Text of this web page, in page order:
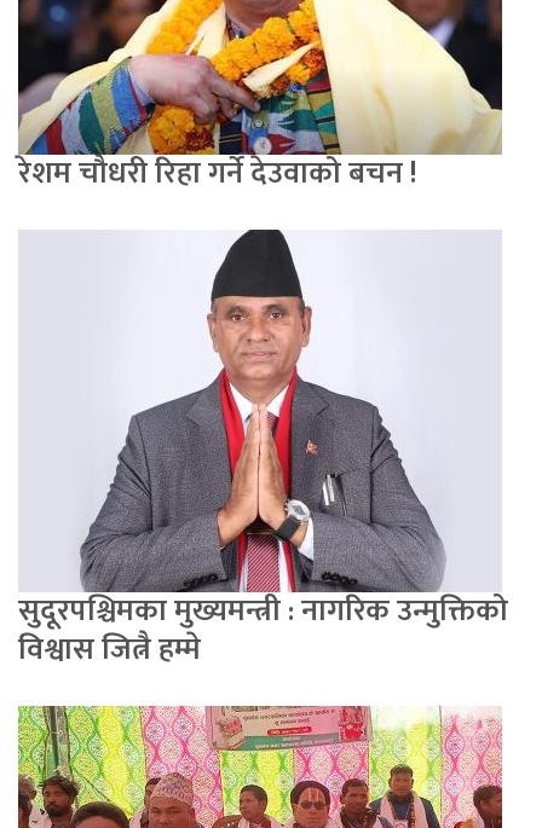
रेशम चौधरी रिहा गर्ने देउवाको बचन !
सुदूरपश्चिमका मुख्यमन्त्री : नागरिक उन्मुक्तिको
विश्वास जित्नै हम्मे